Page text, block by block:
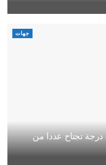
جهات
موجة حر شديدة تصل إلى 47 درجة تجتاح عددا من